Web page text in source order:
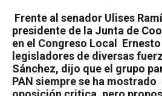
Frente al senador Ulises
presidente de la Junta de
en el Congreso Local
Ernesto
legisladores de diversas
Sánchez, dijo que el grupo
PAN siempre se ha mostrado